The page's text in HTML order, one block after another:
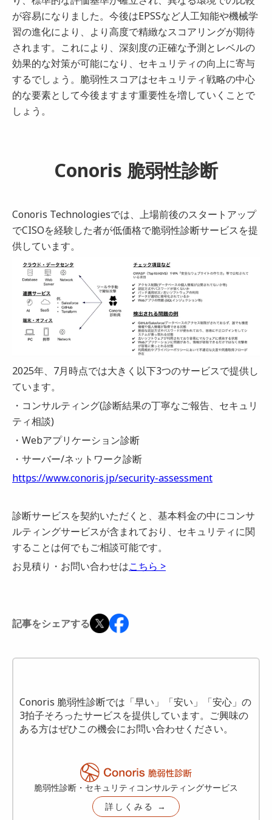
が容易になりました。今後はEPSSなど人工知能や機械学
習の進化により、より高度で精緻なスコアリングが期待
されます。これにより、深刻度の正確な予測とレベルの
効果的な対策が可能になり、セキュリティの向上に寄与
するでしょう。脆弱性スコアはセキュリティ戦略の中心
的な要素として今後ますます重要性を増していくことで
しょう。
Conoris 脆弱性診断
Conoris Technologiesでは、上場前後のスタートアップ
でCISOを経験した者が低価格で脆弱性診断サービスを提
供しています。
2025年、7月時点では大きく以下3つのサービスで提供し
ています。
・コンサルティング(診断結果の丁寧なご報告、セキュリ
ティ相談)
・Webアプリケーション診断
・サーバー/ネットワーク診断
https://www.conoris.jp/security-assessment
診断サービスを契約いただくと、基本料金の中にコンサ
ルティングサービスが含まれており、セキュリティに関
することは何でもご相談可能です。
お見積り・お問い合わせはこちら >
記事をシェアする
Conoris 脆弱性診断では「早い」「安い」「安心」の
3拍子そろったサービスを提供しています。ご興味の
ある方はぜひこの機会にお問い合わせください。
脆弱性診断・セキュリティコンサルティングサービス
詳しくみる →